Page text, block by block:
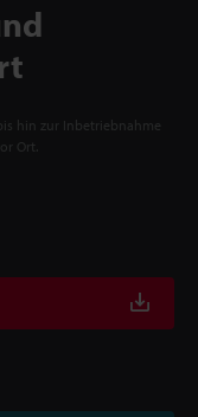
hin zur Inbetriebnahme
Ort.